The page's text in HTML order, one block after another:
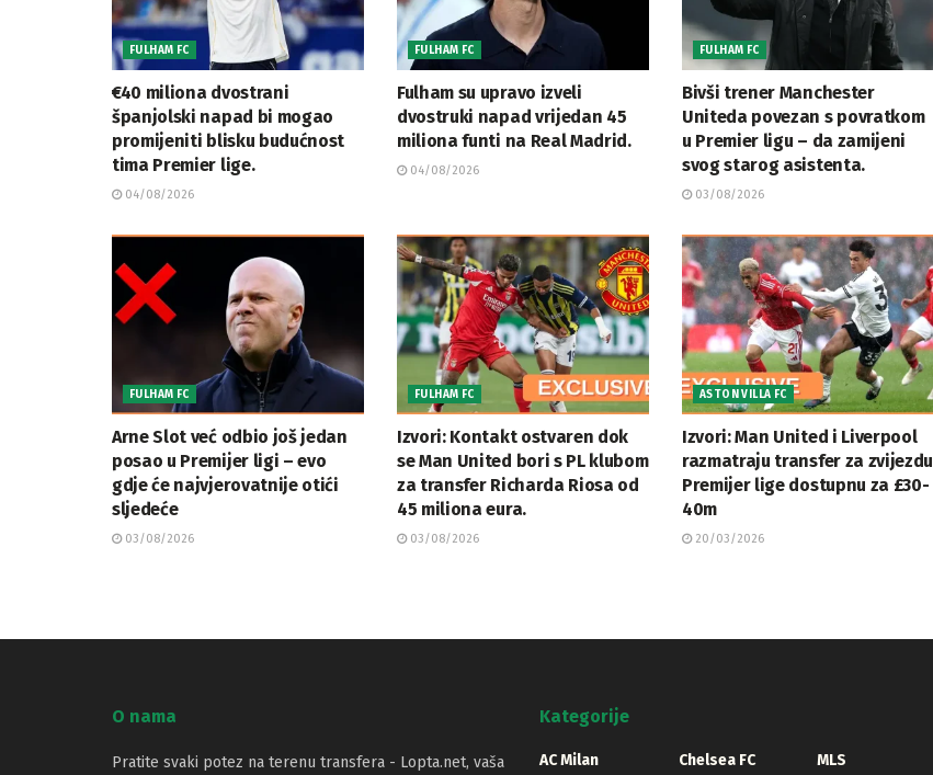
FULHAM FC
€40 miliona dvostrani
španjolski napad bi mogao
promijeniti blisku budućnost
tima Premier lige.
04/08/2026
FULHAM FC
Fulham su upravo izveli
dvostruki napad vrijedan 45
miliona funti na Real Madrid.
04/08/2026
FULHAM FC
Bivši trener Manchester
Uniteda povezan s povratkom
u Premier ligu – da zamijeni
svog starog asistenta.
03/08/2026
FULHAM FC
Arne Slot već odbio još jedan
posao u Premijer ligi – evo
gdje će najvjerovatnije otići
sljedeće
03/08/2026
FULHAM FC
Izvori: Kontakt ostvaren dok
se Man United bori s PL klubom
za transfer Richarda Riosa od
45 miliona eura.
03/08/2026
ASTON VILLA FC
Izvori: Man United i Liverpool
razmatraju transfer za zvijezdu
Premijer lige dostupnu za £30-
40m
20/03/2026
O nama
Pratite svaki potez na terenu transfera - Lopta.net, vaša
Kategorije
AC Milan
Chelsea FC
MLS